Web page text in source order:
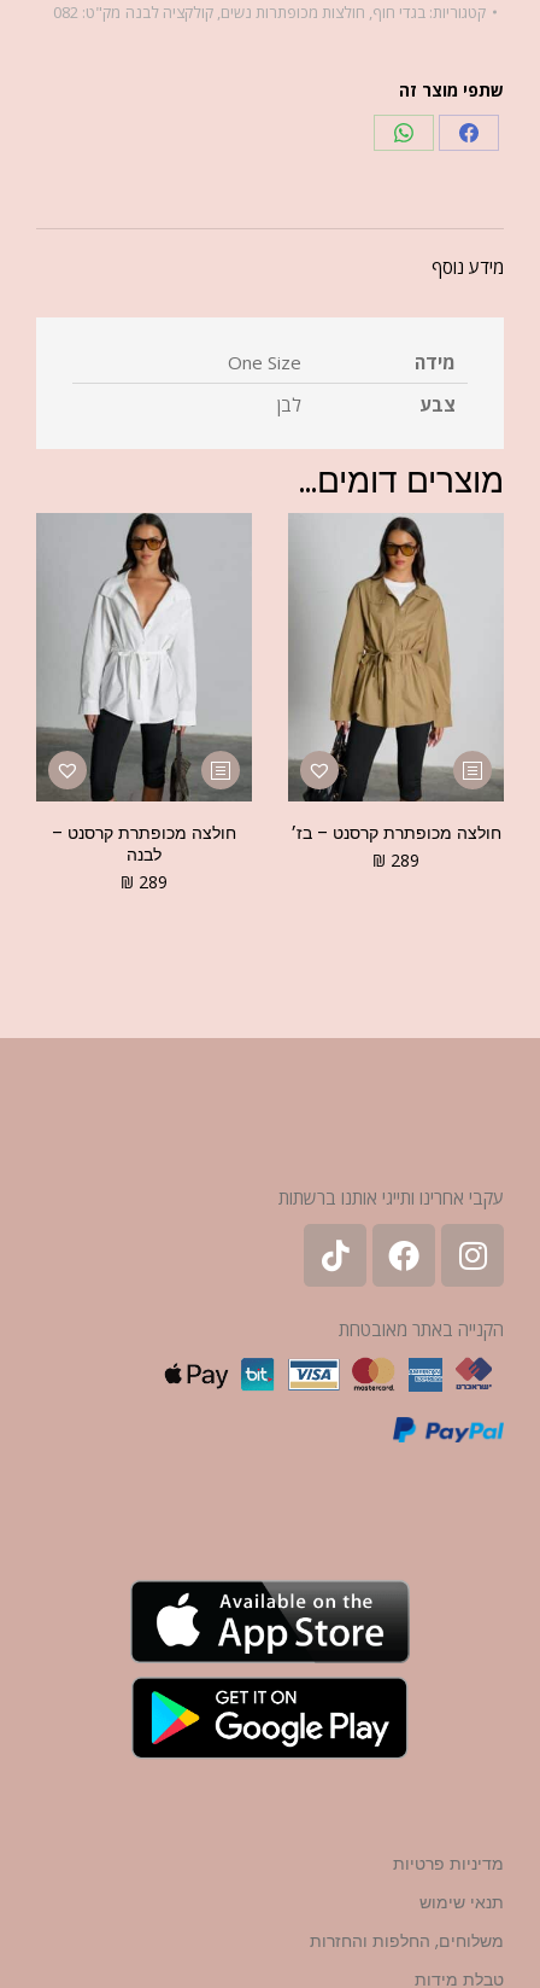
קטגוריות: בגדי חוף, חולצות מכופתרות נשים, קולקציה לבנה מק"ט: 082
שתפי מוצר זה
מידע נוסף
מידה
One Size
צבע
לבן
מוצרים דומים...
חולצה מכופתרת קרסנט – בז׳
₪ 289
חולצה מכופתרת קרסנט –
לבנה
₪ 289
עקבי אחרינו ותייגי אותנו ברשתות
הקנייה באתר מאובטחת
מדיניות פרטיות
תנאי שימוש
משלוחים, החלפות והחזרות
טבלת מידות